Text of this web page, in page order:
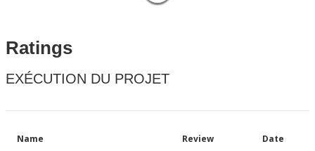
Ratings
EXÉCUTION DU PROJET
Name Review Date